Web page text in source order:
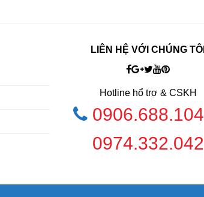
LIÊN HỆ VỚI CHÚNG TÔI
Hotline hổ trợ & CSKH
0906.688.104
0974.332.042